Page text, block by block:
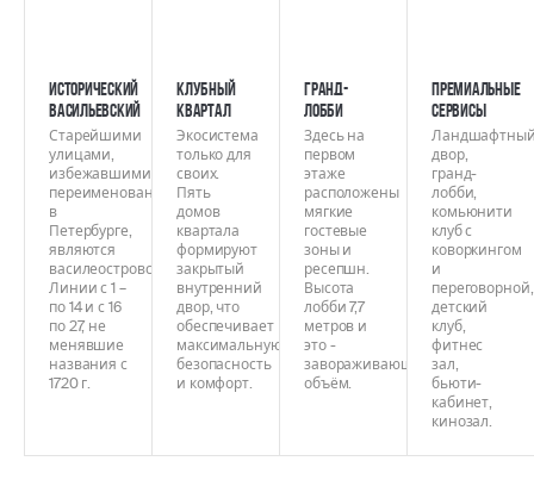
Исторический
Васильевский
Старейшими
улицами,
избежавшими
переименований
в
Петербурге,
являются
василеостровские
Линии с 1 –
по 14 и с 16
по 27, не
менявшие
названия с
1720 г.
Клубный
квартал
Экосистема
только для
своих.
Пять
домов
квартала
формируют
закрытый
внутренний
двор, что
обеспечивает
максимальную
безопасность
и комфорт.
Гранд-
лобби
Здесь на
первом
этаже
расположены
мягкие
гостевые
зоны и
ресепшн.
Высота
лобби 7,7
метров и
это -
завораживающий
объём.
Премиальные
сервисы
двор,
гранд-
лобби,
комьюнити
клуб с
коворкингом
и
переговорной,
детский
клуб,
фитнес
зал,
бьюти-
кабинет,
кинозал.